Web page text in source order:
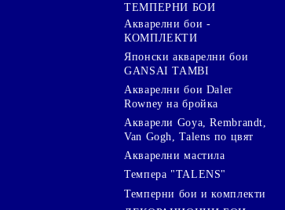
ТЕМПЕРНИ БОИ
Акварелни бои -
КОМПЛЕКТИ
Японски акварелни бои
GANSAI TAMBI
Акварелни бои Daler
Rowney на бройка
Акварели Goya, Rembrandt,
Van Gogh, Talens по цвят
Акварелни мастила
Темпера "TALENS"
Темперни бои и комплекти